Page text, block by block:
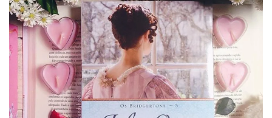
–
Os
Bridgertons
3
-
Julia
Quinn